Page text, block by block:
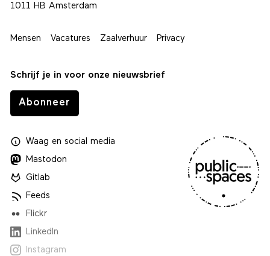
1011 HB Amsterdam
Mensen Vacatures Zaalverhuur Privacy
Schrijf je in voor onze nieuwsbrief
Abonneer
Waagen social media
Mastodon
Gitlab
Feeds
Flickr
LinkedIn
Instagram